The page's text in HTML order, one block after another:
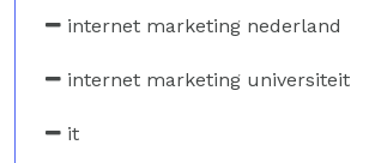
internet marketing nederland
internet marketing universiteit
it